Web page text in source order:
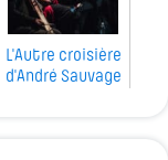
L'Autre croisière
d'André Sauvage